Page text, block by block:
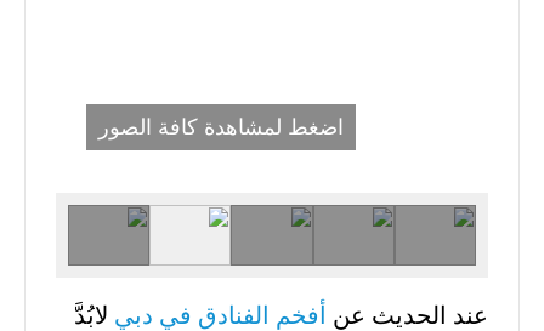
اضغط لمشاهدة كافة الصور
عند الحديث عن أفخم الفنادق في دبي لابُدَّ